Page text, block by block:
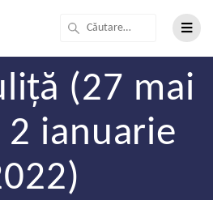
(27 mai
2 ianuarie